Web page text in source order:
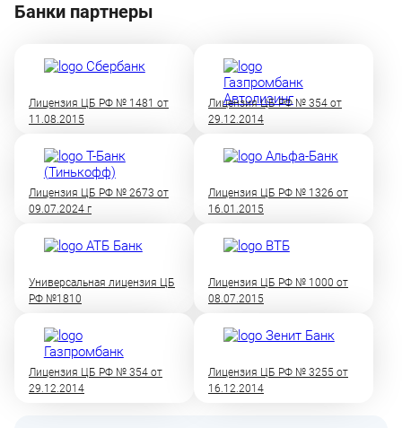
Банки партнеры
Лицензия ЦБ РФ № 1481 от
11.08.2015
Лицензия ЦБ РФ № 354 от
29.12.2014
Лицензия ЦБ РФ № 2673 от
09.07.2024 г
Лицензия ЦБ РФ № 1326 от
16.01.2015
Универсальная лицензия ЦБ
РФ №1810
Лицензия ЦБ РФ № 1000 от
08.07.2015
Лицензия ЦБ РФ № 354 от
29.12.2014
Лицензия ЦБ РФ № 3255 от
16.12.2014